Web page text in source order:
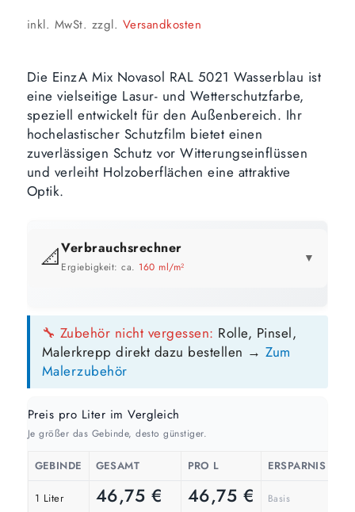
inkl. MwSt. zzgl. Versandkosten
Die EinzA Mix Novasol RAL 5021 Wasserblau ist
eine vielseitige Lasur- und Wetterschutzfarbe,
speziell entwickelt für den Außenbereich. Ihr
hochelastischer Schutzfilm bietet einen
zuverlässigen Schutz vor Witterungseinflüssen
und verleiht Holzoberflächen eine attraktive
Optik.
📐Verbrauchsrechner
Ergiebigkeit: ca. 160 ml/m²
▼
10 Liter
bis ca. 63 m²
1 Anstrich
5 Liter
31 m²
3 Liter
bis ca.6 m²
bis ca. 3 m²
2 Anstriche
🔧 Zubehör nicht vergessen: Rolle, Pinsel,
Malerkrepp direkt dazu bestellen →Zum
Malerzubehör
Preis pro Liter im Vergleich
Je größer das Gebinde, desto günstiger.
GEBINDE GESAMT PRO L ERSPARNIS
1 Liter 46,75 € 46,75 € Basis